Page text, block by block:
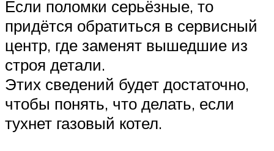
Если поломки серьёзные, то
придётся обратиться в сервисный
центр, где заменят вышедшие из
строя детали.
Этих сведений будет достаточно,
чтобы понять, что делать, если
тухнет газовый котел.